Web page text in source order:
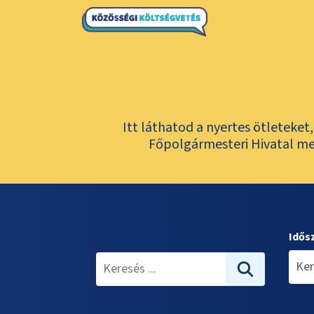
Itt láthatod a nyertes ötleteket,
Főpolgármesteri Hivatal